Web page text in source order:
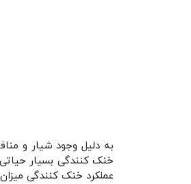
خنک کنندگی بسیار
عملکرد خنک کنندگی